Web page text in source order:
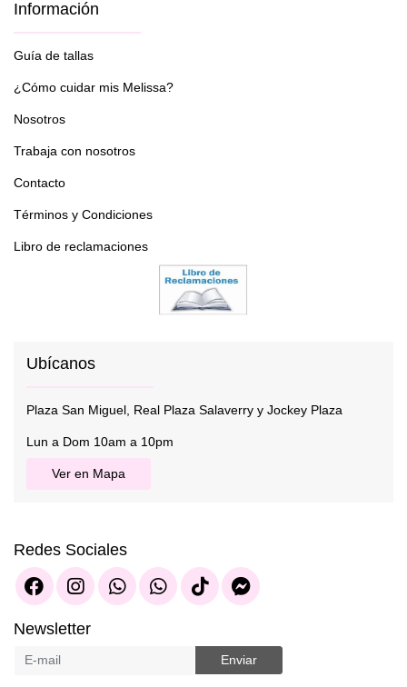
Información
Guía de tallas
¿Cómo cuidar mis Melissa?
Nosotros
Trabaja con nosotros
Contacto
Términos y Condiciones
Libro de reclamaciones
Ubícanos
Plaza San Miguel, Real Plaza Salaverry y Jockey Plaza
Lun a Dom 10am a 10pm
Ver en Mapa
Redes Sociales
Newsletter
Enviar